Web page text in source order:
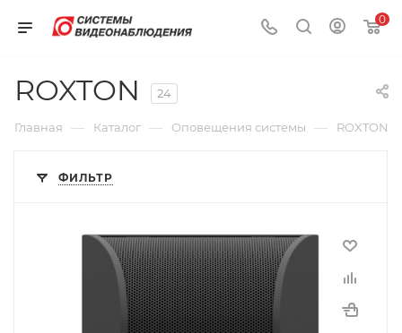
0
ROXTON 24
Главная — Каталог — Оповещения системы — ROXTON
ФИЛЬТР